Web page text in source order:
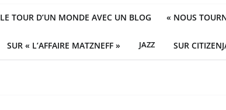
LE TOUR D’UN MONDE AVEC UN BLOG « NOUS
SUR « L’AFFAIRE MATZNEFF » JAZZ SUR